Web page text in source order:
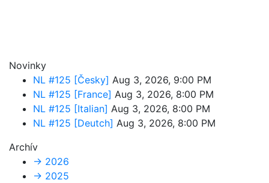
Novinky
NL #125 [Česky] Aug 3, 2026, 9:00 PM
NL #125 [France] Aug 3, 2026, 8:00 PM
NL #125 [Italian] Aug 3, 2026, 8:00 PM
NL #125 [Deutch] Aug 3, 2026, 8:00 PM
Archív
→ 2026
→ 2025